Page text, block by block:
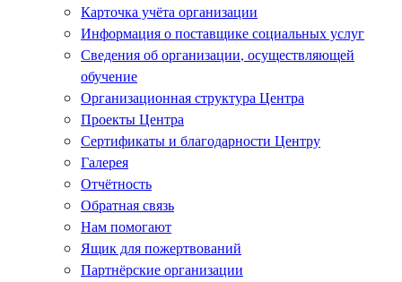
Карточка учёта организации
Информация о поставщике социальных услуг
Сведения об организации, осуществляющей
обучение
Организационная структура Центра
Проекты Центра
Сертификаты и благодарности Центру
Галерея
Отчётность
Обратная связь
Нам помогают
Ящик для пожертвований
Партнёрские организации